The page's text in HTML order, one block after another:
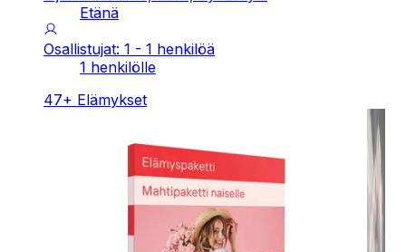
Etänä
Osallistujat: 1 - 1 henkilöä
1 henkilölle
47+ Elämykset